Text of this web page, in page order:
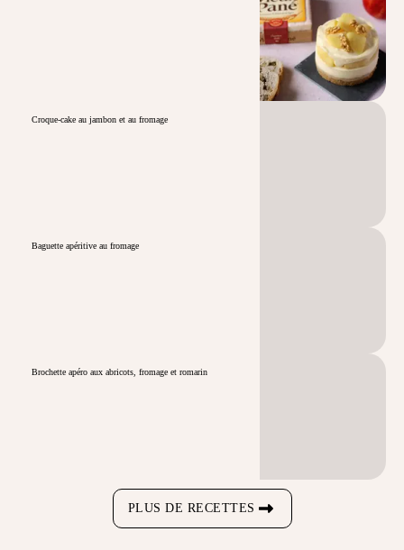
Croque-cake au jambon et au fromage
Baguette apéritive au fromage
Brochette apéro aux abricots, fromage et romarin
PLUS DE RECETTES